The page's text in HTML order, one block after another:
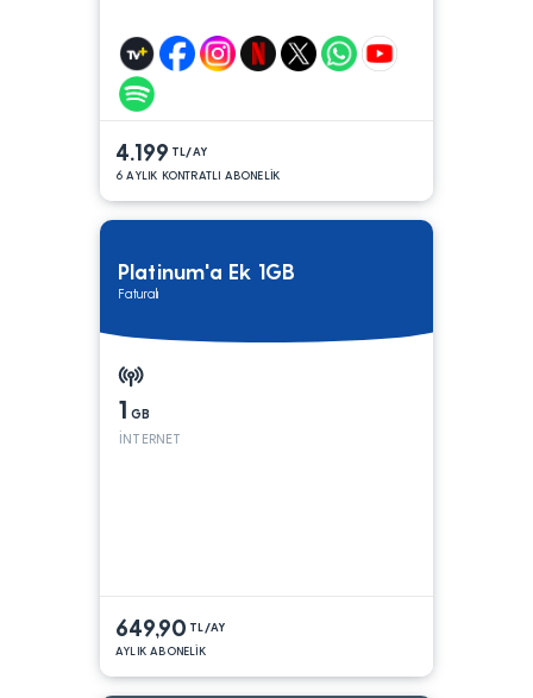
4.199 TL/AY
6 AYLIK KONTRATLI ABONELİK
Platinum'a Ek 1GB
Faturalı
1 GB
İNTERNET
649,90 TL/AY
AYLIK ABONELİK